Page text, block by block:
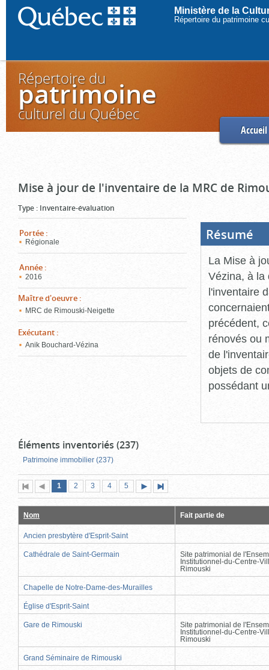
Ministère de la
Répertoire du patrimoine
Répertoire du
patrimoine
culturel du Québec
Accueil
Mise à jour de l'inventaire de la MRC de
Type : Inventaire-évaluation
Portée :
Régionale
Année :
2016
Maître d'oeuvre :
MRC de Rimouski-Neigette
Exécutant :
Anik Bouchard-Vézina
Résumé
La Mise à
Vézina, à la
l'inventaire
précédent,
rénovés ou
de
objets de
possédant
Éléments inventoriés (237)
Patrimoine immobilier (237)
Première
page
Page
précédente
Page
1 (page
actuelle)
Page
2 Page
3 Page
4 Page
5
suivante
page
Nom Fait partie de
Ancien presbytère d'Esprit-Saint
Cathédrale de Saint-Germain
Site patrimonial de
Institutionnel-du-Centre-
Rimouski
Chapelle de Notre-Dame-des-Murailles
Église d'Esprit-Saint
Gare de Rimouski
Site patrimonial de
Institutionnel-du-Centre-
Rimouski
Grand Séminaire de Rimouski